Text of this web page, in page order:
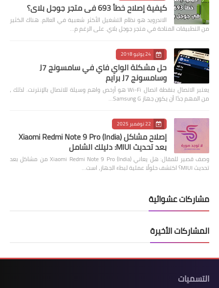
كيفية إصلاح خطأ 693 في متجر جوجل بلاي؟
الاندرويد هو نظام التشغيل الأكثر شعبية في العالم. هناك الكثير
من التطبيقات المتاحة في متجر جوجل بلاي. على الرغم م…
24 يوليو 2018
حل مشكلة الواي فاي في سامسونج J7
وسامسونج J7 برايم
يعتبر الاتصال بنقطة اتصال Wi-Fi هو أرخص واهم وسيلة للاتصال بالإنترنت. لذلك ،
من المهم جدًا أن يكون جهاز Samsung G…
22 نوفمبر 2025
إصلاح مشاكل Xiaomi Redmi Note 9 Pro (India)
بعد تحديث MIUI: دليلك الشامل
وصف قصير للمقال: هل يعاني Xiaomi Redmi Note 9 Pro (India) من مشاكل بعد
تحديث MIUI؟ اكتشف حلولًا عملية لبطء الجهاز، است…
مشاركات عشوائية
المشاركات الأخيرة
التسميات